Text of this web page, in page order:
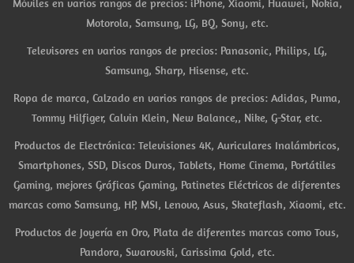
Móviles en varios rangos de precios: iPhone, Xiaomi, Huawei, Nokia,
Motorola, Samsung, LG, BQ, Sony, etc.
Televisores en varios rangos de precios: Panasonic, Philips, LG,
Samsung, Sharp, Hisense, etc.
Ropa de marca, Calzado en varios rangos de precios: Adidas, Puma,
Tommy Hilfiger, Calvin Klein, New Balance,, Nike, G-Star, etc.
Productos de Electrónica: Televisiones 4K, Auriculares Inalámbricos,
Smartphones, SSD, Discos Duros, Tablets, Home Cinema, Portátiles
Gaming, mejores Gráficas Gaming, Patinetes Eléctricos de diferentes
marcas como Samsung, HP, MSI, Lenovo, Asus, Skateflash, Xiaomi, etc.
Productos de Joyería en Oro, Plata de diferentes marcas como Tous,
Pandora, Swarovski, Carissima Gold, etc.